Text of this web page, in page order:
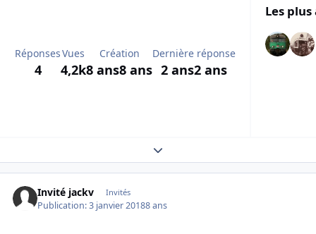
Réponses
4
Vues
4,2k
Création
8 ans8 ans
Dernière réponse
2 ans2 ans
Les
Expand topic overview
Invité jackv Invités
Publication:3 janvier 20188 ans